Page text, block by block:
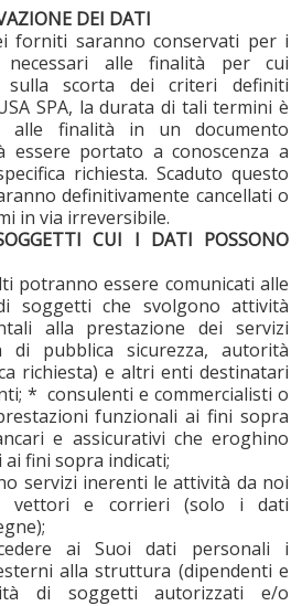
DEI DATI
forniti saranno conservati per i
necessari alle finalità per cui
scorta dei criteri definiti
SPA, la durata di tali termini è
alle finalità in un documento
essere portato a conoscenza a
richiesta. Scaduto questo
definitivamente cancellati o
in via irreversibile.
CUI I DATI POSSONO
potranno essere comunicati alle
soggetti che svolgono attività
alla prestazione dei servizi
pubblica sicurezza, autorità
richiesta) e altri enti destinatari
* consulenti e commercialisti o
funzionali ai fini sopra
e assicurativi che eroghino
fini sopra indicati;
servizi inerenti le attività da noi
vettori e corrieri (solo i dati
ai Suoi dati personali i
alla struttura (dipendenti e
di soggetti autorizzati e/o